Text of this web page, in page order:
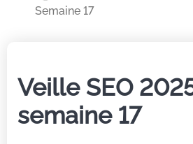
Semaine 17
Veille SEO
semaine 17